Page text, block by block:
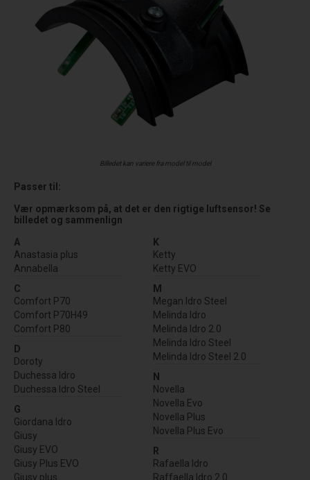
Billedet kan variere fra model til model
Passer til:
Vær opmærksom på, at det er den rigtige luftsensor! Se
billedet og sammenlign
A
Anastasia plus
Annabella
C
Comfort P70
Comfort P70H49
Comfort P80
D
Doroty
Duchessa Idro
Duchessa Idro Steel
G
Giordana Idro
Giusy
Giusy EVO
Giusy Plus EVO
Giusy plus
K
Ketty
Ketty EVO
M
Megan Idro Steel
Melinda Idro
Melinda Idro 2.0
Melinda Idro Steel
Melinda Idro Steel 2.0
N
Novella
Novella Evo
Novella Plus
Novella Plus Evo
R
Rafaella Idro
Raffaella Idro 2.0